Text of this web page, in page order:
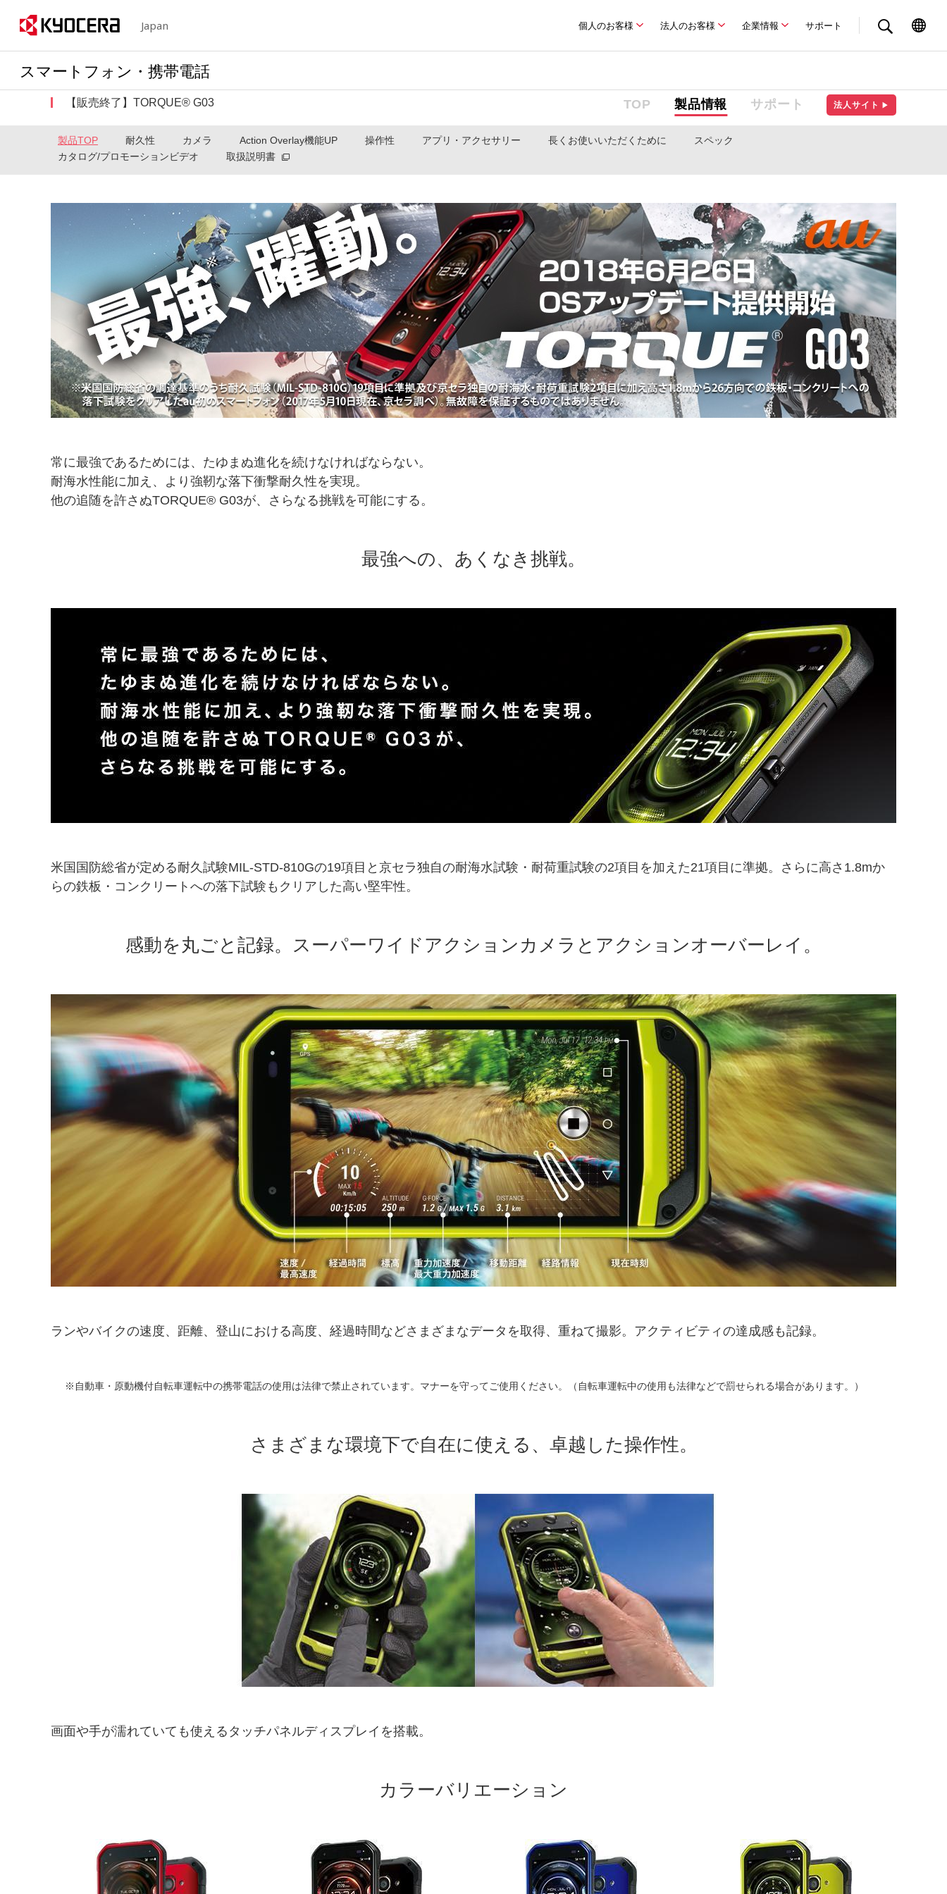
Japan 個人のお客様 法人のお客様 企業情報 サポート
スマートフォン・携帯電話
TOP 製品情報 サポート 法人サイト ▶
【販売終了】TORQUE® G03
製品TOP 耐久性 カメラ Action Overlay機能UP 操作性 アプリ・アクセサリー 長くお使いいただくために
スペック
カタログ/プロモーションビデオ
取扱説明書
常に最強であるためには、たゆまぬ進化を続けなければならない。
耐海水性能に加え、より強靭な落下衝撃耐久性を実現。
他の追随を許さぬTORQUE® G03が、さらなる挑戦を可能にする。
最強への、あくなき挑戦。
米国国防総省が定める耐久試験MIL-STD-810Gの19項目と京セラ独自の耐海水試験・耐荷重試験の2項目を加えた21項目に準拠。さらに高さ1.8mか
らの鉄板・コンクリートへの落下試験もクリアした高い堅牢性。
感動を丸ごと記録。スーパーワイドアクションカメラとアクションオーバーレイ。
ランやバイクの速度、距離、登山における高度、経過時間などさまざまなデータを取得、重ねて撮影。アクティビティの達成感も記録。
自動車・原動機付自転車運転中の携帯電話の使用は法律で禁止されています。マナーを守ってご使用ください。（自転車運転中の使用も法律などで罰せられる場合があります。）
さまざまな環境下で自在に使える、卓越した操作性。
画面や手が濡れていても使えるタッチパネルディスプレイを搭載。
カラーバリエーション